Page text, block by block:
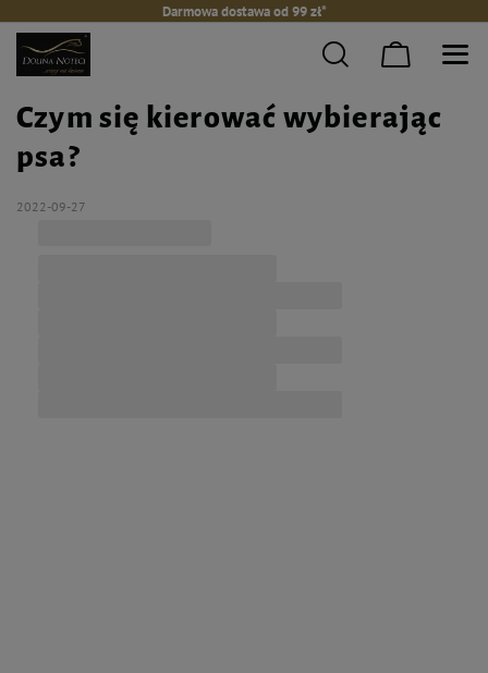
Darmowa dostawa od 99 zł*
Czym się kierować wybierając
psa?
2022-09-27